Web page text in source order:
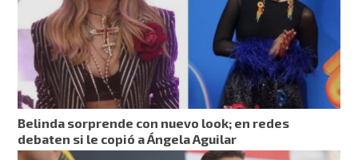
Belinda sorprende con nuevo look; en redes
debaten si le copió a Ángela Aguilar